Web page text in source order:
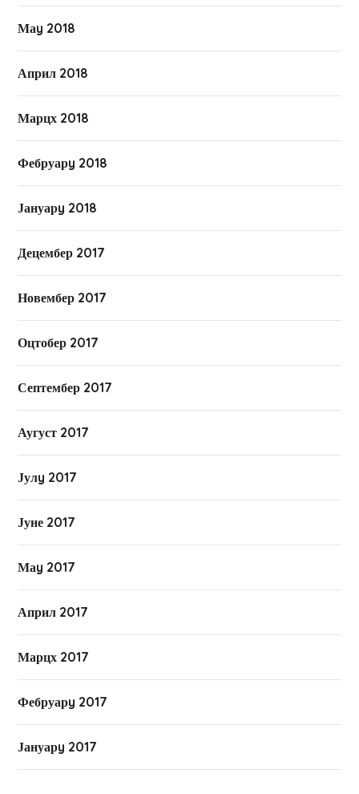
Маy 2018
Април 2018
Марцх 2018
Фебруарy 2018
Јануарy 2018
Децембер 2017
Новембер 2017
Оцтобер 2017
Септембер 2017
Аугуст 2017
Јулy 2017
Јуне 2017
Маy 2017
Април 2017
Марцх 2017
Фебруарy 2017
Јануарy 2017